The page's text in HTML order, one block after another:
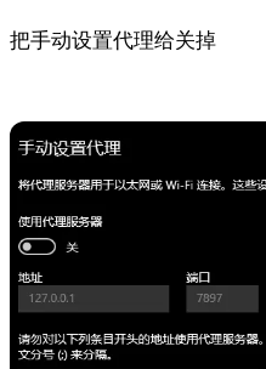
把手动设置代理给关掉